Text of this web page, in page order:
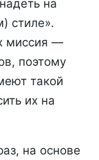
на
стиле».
миссия —
поэтому
такой
их на
на основе